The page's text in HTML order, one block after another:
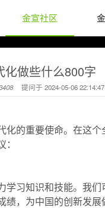
金宣社区
做些什么800字
提问于2024-05-06 22:14:47
的重要使命。在这
习知识和技能。我
，为中国的创新发展